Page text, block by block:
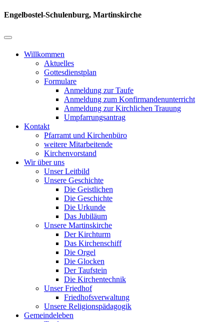
Engelbostel-Schulenburg, Martinskirche
Willkommen
Aktuelles
Gottesdienstplan
Formulare
Anmeldung zur Taufe
Anmeldung zum Konfirmandenunterricht
Anmeldung zur Kirchlichen Trauung
Umpfarrungsantrag
Kontakt
Pfarramt und Kirchenbüro
weitere Mitarbeitende
Kirchenvorstand
Wir über uns
Unser Leitbild
Unsere Geschichte
Die Geistlichen
Die Geschichte
Die Urkunde
Das Jubiläum
Unsere Martinskirche
Der Kirchturm
Das Kirchenschiff
Die Orgel
Die Glocken
Der Taufstein
Die Kirchentechnik
Unser Friedhof
Friedhofsverwaltung
Unsere Religionspädagogik
Gemeindeleben